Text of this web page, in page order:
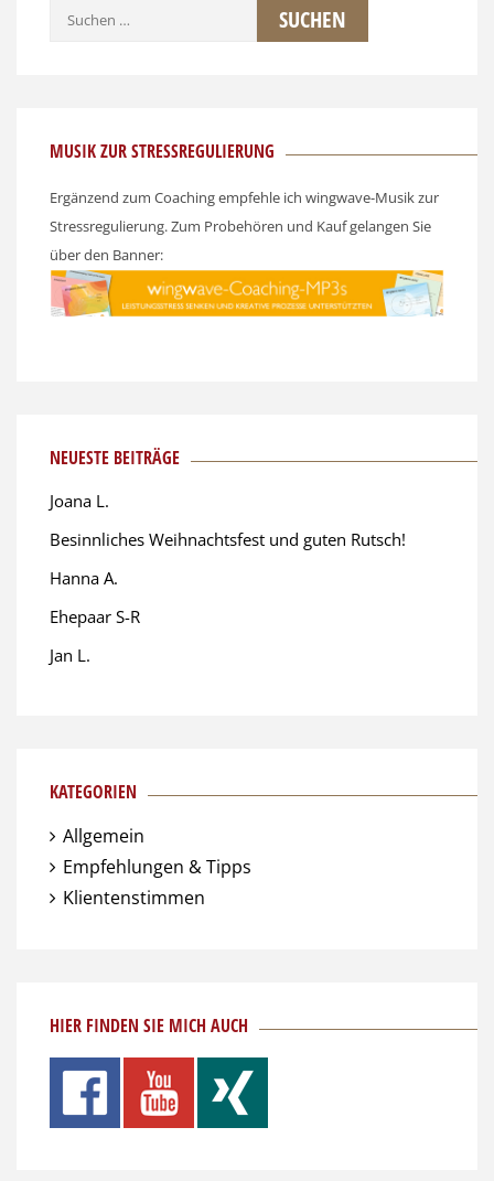
Suchen
MUSIK ZUR STRESSREGULIERUNG
Ergänzend zum Coaching empfehle ich wingwave-Musik zur
Stressregulierung. Zum Probehören und Kauf gelangen Sie
über den Banner:
NEUESTE BEITRÄGE
Joana L.
Besinnliches Weihnachtsfest und guten Rutsch!
Hanna A.
Ehepaar S-R
Jan L.
KATEGORIEN
Allgemein
Empfehlungen & Tipps
Klientenstimmen
HIER FINDEN SIE MICH AUCH